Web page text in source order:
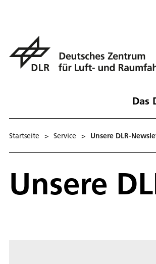
Das
Startseite > Service > Un­se­re DLR-
Un­se­re